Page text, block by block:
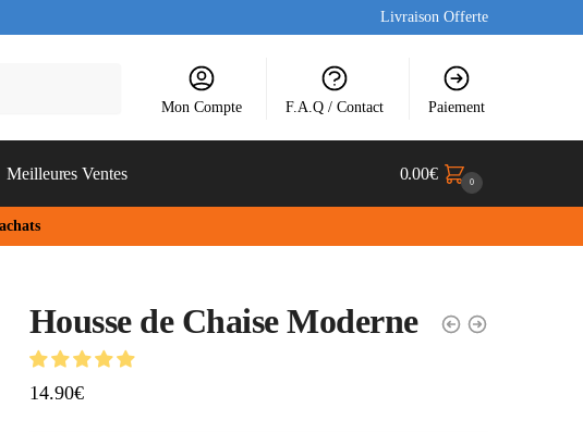
Livraison Offerte
Mon Compte F.A.Q / Contact Paiement
Meilleures Ventes 0.00€ 0
Housse de Chaise Moderne
14.90€